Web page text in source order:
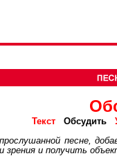
Текст Обсудить
песне,
и получить